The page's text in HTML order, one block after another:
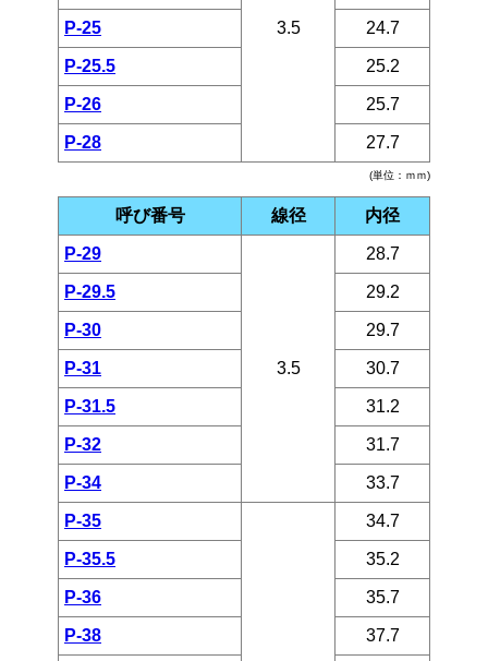
(単位：ｍｍ)
3.5
P-25 24.7
P-25.5 25.2
P-26 25.7
P-28 27.7
呼び番号 線径 内径
P-29
3.5
28.7
P-29.5 29.2
P-30 29.7
P-31 30.7
P-31.5 31.2
P-32 31.7
P-34 33.7
P-35 34.7
P-35.5 35.2
P-36 35.7
P-38 37.7